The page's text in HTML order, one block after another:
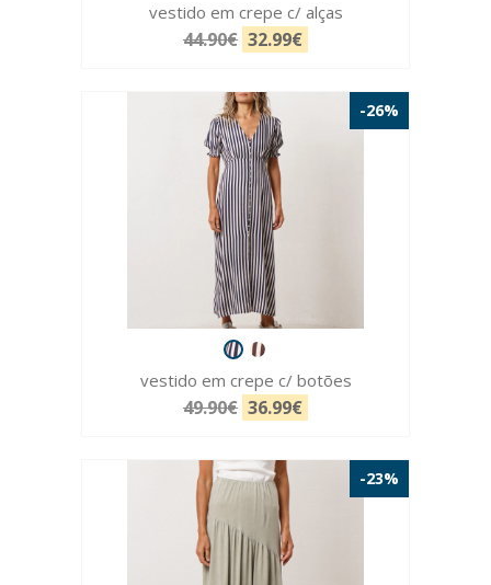
vestido em crepe c/ alças
44.90€ 32.99€
-26%
vestido em crepe c/ botões
49.90€ 36.99€
-23%